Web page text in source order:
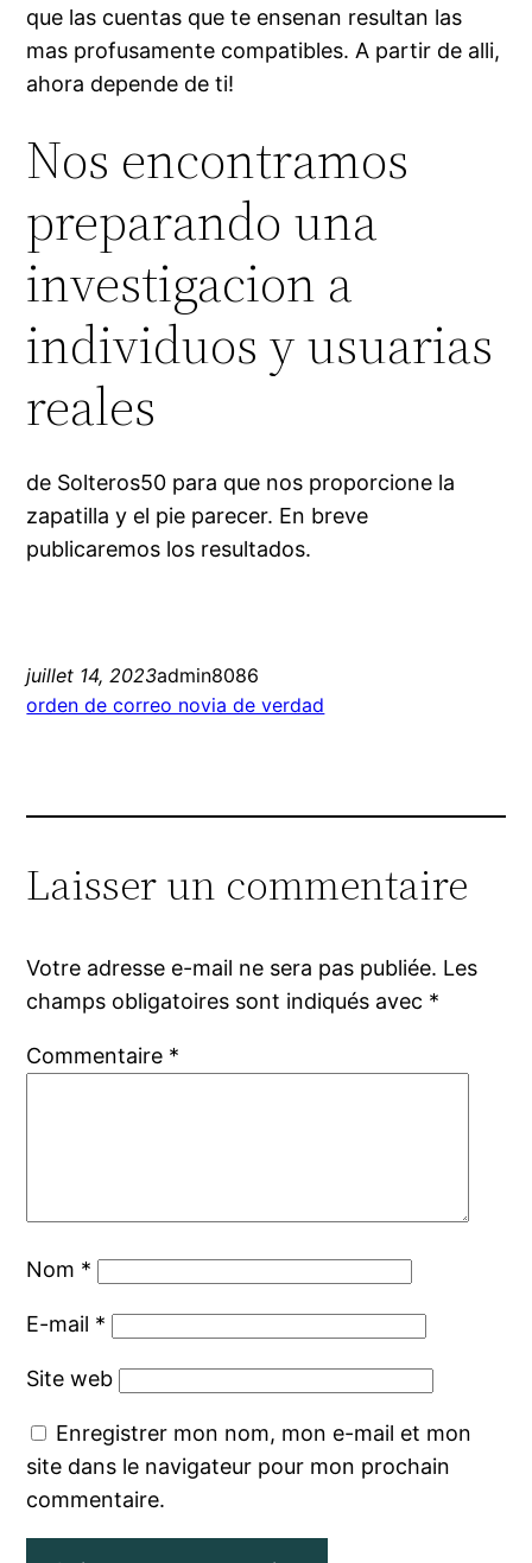
que las cuentas que te ensenan resultan las
mas profusamente compatibles. A partir de alli,
ahora depende de ti!
Nos encontramos
preparando una
investigacion a
individuos y usuarias
reales
de Solteros50 para que nos proporcione la
zapatilla y el pie parecer. En breve
publicaremos los resultados.
juillet 14, 2023admin8086
orden de correo novia de verdad
Laisser un commentaire
Votre adresse e-mail ne sera pas publiée. Les
champs obligatoires sont indiqués avec *
Commentaire *
Nom *
E-mail *
Site web
Enregistrer mon nom, mon e-mail et mon
site dans le navigateur pour mon prochain
commentaire.